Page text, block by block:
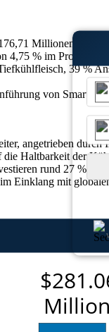
Millionen US-
4,75 % im
39 %
von Smart
angetrieben
Haltbarkeit der
rund 27 %
Einklang mit